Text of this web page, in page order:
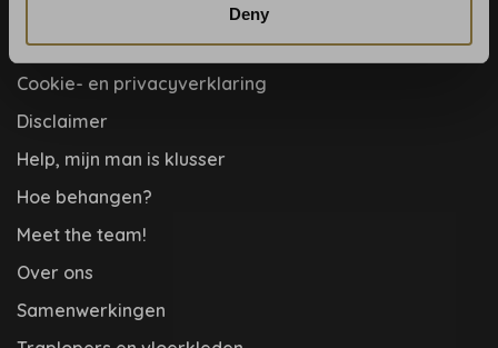
Deny
Contact & adres
Cookie- en privacyverklaring
Disclaimer
Help, mijn man is klusser
Hoe behangen?
Meet the team!
Over ons
Samenwerkingen